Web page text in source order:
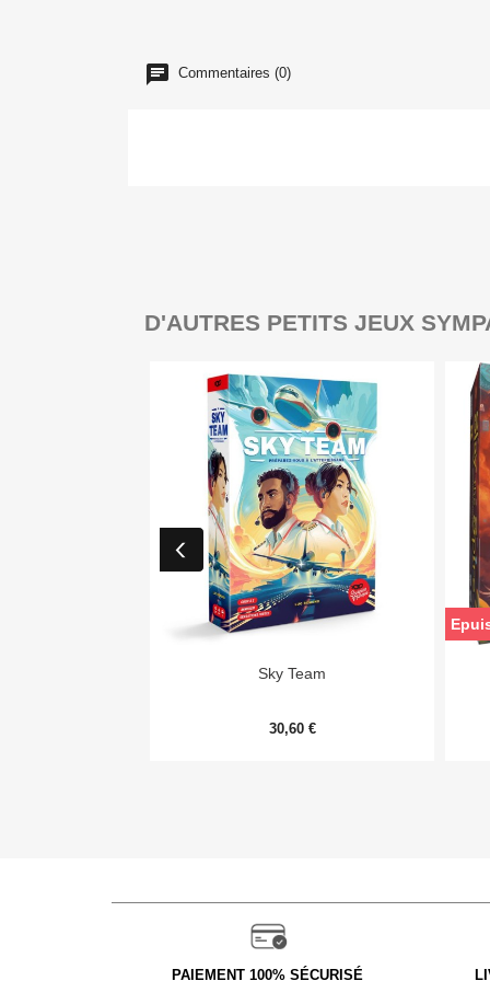
Commentaires (0)
D'AUTRES PETITS JEUX
Aperçu rapide
Sky Team
30,60 €
PAIEMENT 100% SÉCURISÉ